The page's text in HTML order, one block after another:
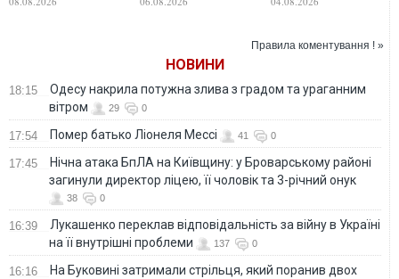
Чонгар
об'єктів у РФ та
Правила коментування ! »
НОВИНИ
18:15
Одесу накрила потужна злива з градом та ураганним
вітром
29 0
17:54 Помер батько Ліонеля Мессі 41 0
17:45
Нічна атака БпЛА на Київщину: у Броварському районі
загинули директор ліцею, її чоловік та 3-річний онук
38 0
16:39
Лукашенко переклав відповідальність за війну в Україні
на її внутрішні проблеми
137 0
16:16
На Буковині затримали стрільця, який поранив двох